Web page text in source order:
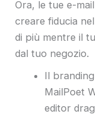
Ora, le tue e-
creare fiducia
di più mentre il
dal tuo negozio.
Il
MailPoet
editor